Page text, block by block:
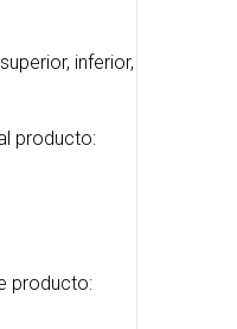
inferior,
producto:
producto: